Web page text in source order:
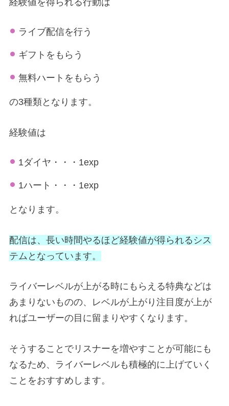
経験値を得られる行動は
ライブ配信を行う
ギフトをもらう
無料ハートをもらう
の3種類となります。
経験値は
1ダイヤ・・・1exp
1ハート・・・1exp
となります。
配信は、長い時間やるほど経験値が得られるシス
テムとなっています。
ライバーレベルが上がる時にもらえる特典などは
あまりないものの、レベルが上がり注目度が上が
ればユーザーの目に留まりやすくなります。
そうすることでリスナーを増やすことが可能にも
なるため、ライバーレベルも積極的に上げていく
ことをおすすめします。